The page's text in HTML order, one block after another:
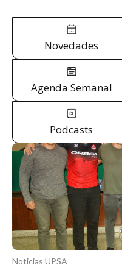
Novedades
Agenda Semanal
Podcasts
Noticias UPSA